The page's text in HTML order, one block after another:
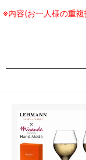
※内容(お一人様の重